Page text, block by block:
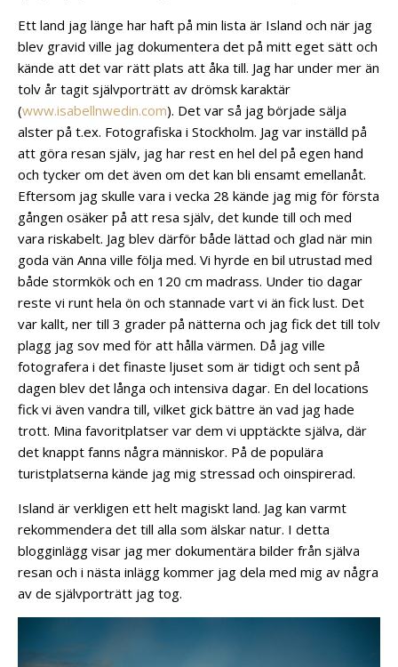
Ett land jag länge har haft på min lista är Island och när jag
blev gravid ville jag dokumentera det på mitt eget sätt och
kände att det var rätt plats att åka till. Jag har under mer än
tolv år tagit självporträtt av drömsk karaktär
(www.isabellnwedin.com). Det var så jag började sälja
alster på t.ex. Fotografiska i Stockholm. Jag var inställd på
att göra resan själv, jag har rest en hel del på egen hand
och tycker om det även om det kan bli ensamt emellanåt.
Eftersom jag skulle vara i vecka 28 kände jag mig för första
gången osäker på att resa själv, det kunde till och med
vara riskabelt. Jag blev därför både lättad och glad när min
goda vän Anna ville följa med. Vi hyrde en bil utrustad med
både stormkök och en 120 cm madrass. Under tio dagar
reste vi runt hela ön och stannade vart vi än fick lust. Det
var kallt, ner till 3 grader på nätterna och jag fick det till tolv
plagg jag sov med för att hålla värmen. Då jag ville
fotografera i det finaste ljuset som är tidigt och sent på
dagen blev det långa och intensiva dagar. En del locations
fick vi även vandra till, vilket gick bättre än vad jag hade
trott. Mina favoritplatser var dem vi upptäckte själva, där
det knappt fanns några människor. På de populära
turistplatserna kände jag mig stressad och oinspirerad.
Island är verkligen ett helt magiskt land. Jag kan varmt
rekommendera det till alla som älskar natur. I detta
blogginlägg visar jag mer dokumentära bilder från själva
resan och i nästa inlägg kommer jag dela med mig av några
av de självporträtt jag tog.